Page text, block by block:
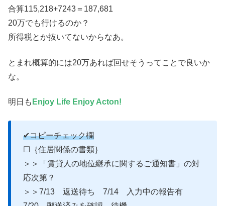
合算115,218+7243＝187,681
20万でも行けるのか？
所得税とか抜いてないからなあ。
とまれ概算的には20万あれば回せそうってことで良いか
な。
明日も Enjoy Life Enjoy Acton!
✔コピーチェック欄
☐｛住居関係の書類｝
＞＞「賃貸人の地位継承に関するご通知書」の対
応次第？
＞＞7/13 返送待ち 7/14 入力中の報告有